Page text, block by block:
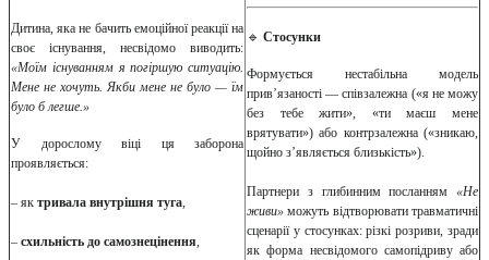
Дитина, яка не бачить емоційної реакції на
своє існування, несвідомо виводить:
«Моїм існуванням я погіршую ситуацію.
Мене не хочуть. Якби мене не було — їм
було б легше.»
У дорослому віці ця заборона
проявляється:
– як тривала внутрішня туга,
– схильність до самознецінення,
🔹 Стосунки
Формується нестабільна модель
прив’язаності — співзалежна («я не можу
без тебе жити», «ти маєш мене
врятувати») або контрзалежна («зникаю,
щойно з’являється близькість»).
Партнери з глибинним посланням «Не
живи» можуть відтворювати травматичні
сценарії у стосунках: різкі розриви, зради
як форма несвідомого самопідриву або